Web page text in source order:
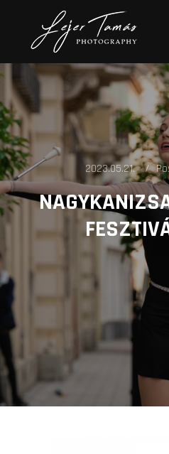
2023.05.21.